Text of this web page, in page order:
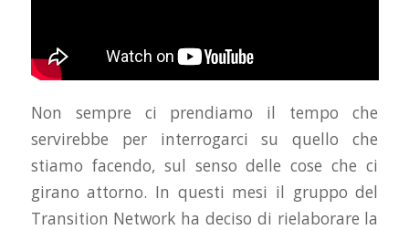
Non sempre ci prendiamo il tempo che
servirebbe per interrogarci su quello che
stiamo facendo, sul senso delle cose che ci
girano attorno. In questi mesi il gruppo del
Transition Network ha deciso di rielaborare la